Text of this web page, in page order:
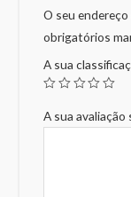
O seu
obrigatórios
A sua
A sua